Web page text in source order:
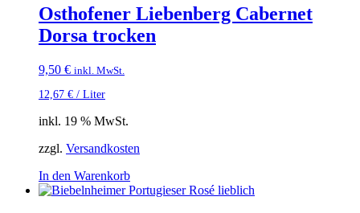
Osthofener Liebenberg Cabernet
Dorsa trocken
9,50 € inkl. MwSt.
12,67 € / Liter
inkl. 19 % MwSt.
zzgl. Versandkosten
In den Warenkorb